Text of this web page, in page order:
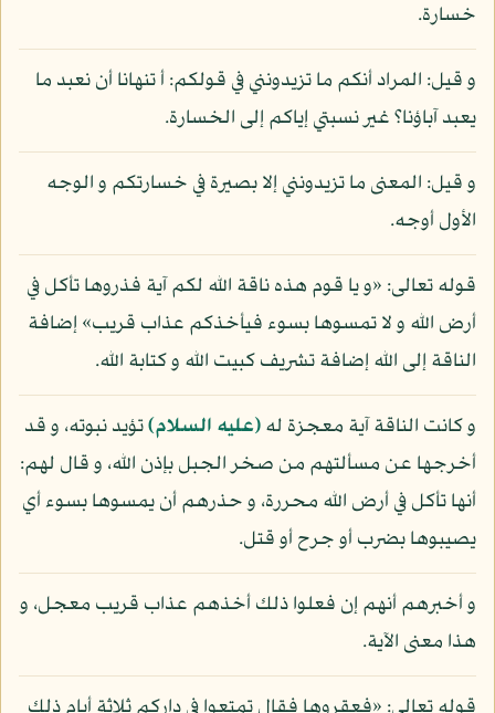
خسارة.
و قيل: المراد أنكم ما تزيدونني في قولكم: أ تنهانا أن نعبد ما
يعبد آباؤنا؟ غير نسبتي إياكم إلى الخسارة.
و قيل: المعنى ما تزيدونني إلا بصيرة في خسارتكم و الوجه
الأول أوجه.
قوله تعالى: «و يا قوم هذه ناقة الله لكم آية فذروها تأكل في
أرض الله و لا تمسوها بسوء فيأخذكم عذاب قريب» إضافة
الناقة إلى الله إضافة تشريف كبيت الله و كتابة الله.
و كانت الناقة آية معجزة له(عليه السلام)تؤيد نبوته، و قد
أخرجها عن مسألتهم من صخر الجبل بإذن الله، و قال لهم:
أنها تأكل في أرض الله محررة، و حذرهم أن يمسوها بسوء أي
يصيبوها بضرب أو جرح أو قتل.
و أخبرهم أنهم إن فعلوا ذلك أخذهم عذاب قريب معجل، و
هذا معنى الآية.